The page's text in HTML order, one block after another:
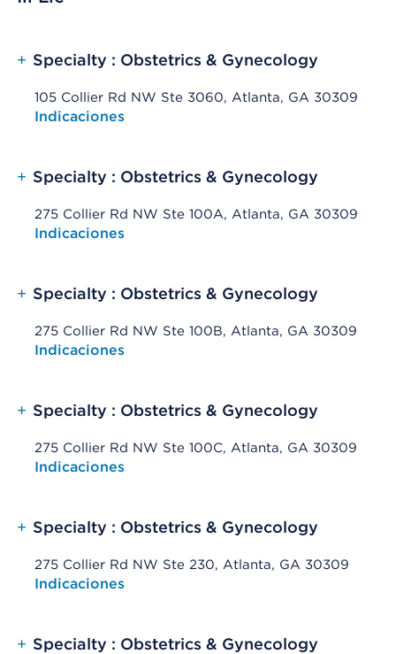
+ Specialty : Obstetrics & Gynecology
105 Collier Rd NW Ste 3060, Atlanta, GA 30309
Opens native map application on mobile devices
Indicaciones
+ Specialty : Obstetrics & Gynecology
275 Collier Rd NW Ste 100A, Atlanta, GA 30309
Opens native map application on mobile devices
Indicaciones
+ Specialty : Obstetrics & Gynecology
275 Collier Rd NW Ste 100B, Atlanta, GA 30309
Opens native map application on mobile devices
Indicaciones
+ Specialty : Obstetrics & Gynecology
275 Collier Rd NW Ste 100C, Atlanta, GA 30309
Opens native map application on mobile devices
Indicaciones
+ Specialty : Obstetrics & Gynecology
275 Collier Rd NW Ste 230, Atlanta, GA 30309
Opens native map application on mobile devices
Indicaciones
+ Specialty : Obstetrics & Gynecology